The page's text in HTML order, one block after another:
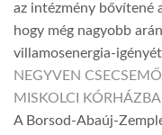
az intézmény bővítené
hogy még nagyobb
villamosenergia-
NEGYVEN
MISKOLCI
A Borsod-Abaúj-